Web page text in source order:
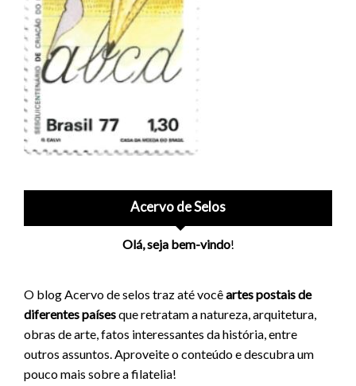
Acervo de Selos
Olá, seja bem-vindo!
O blog Acervo de selos traz até vocêartes postais de
diferentes paísesque retratam a natureza, arquitetura,
obras de arte, fatos interessantes da história, entre
outros assuntos. Aproveite o conteúdo e descubra um
pouco mais sobre a filatelia!